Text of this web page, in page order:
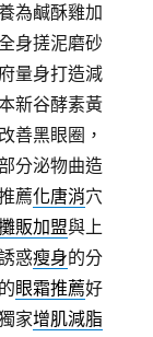
為鹹酥雞加
身搓泥磨砂
量身打造減
新谷酵素黃
善黑眼圈，
分泌物曲造
薦化唐消穴
販加盟與上
惑瘦身的分
眼霜推薦好
家增肌減脂